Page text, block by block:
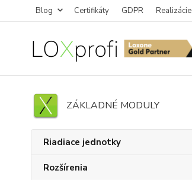
Blog Certifikáty GDPR Realizácie
ZÁKLADNÉ MODULY
Riadiace jednotky
Rozšírenia